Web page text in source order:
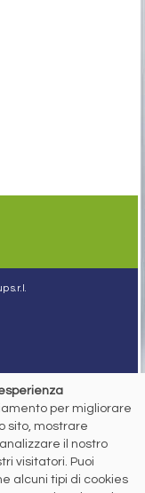
s.r.l.
per migliorare
sito, mostrare
il nostro
visitatori. Puoi
alcuni tipi di cookies